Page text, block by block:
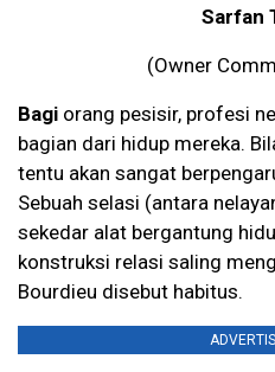
Sarfan
(Owner
Bagi orang pesisir, profesi
bagian dari hidup mereka.
tentu akan sangat
Sebuah selasi (antara
sekedar alat bergantung
konstruksi relasi saling
Bourdieu disebut habitus.